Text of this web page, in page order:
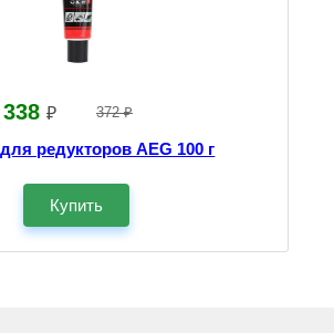
338 ₽ 372 ₽
редукторов AEG 100 г
Купить